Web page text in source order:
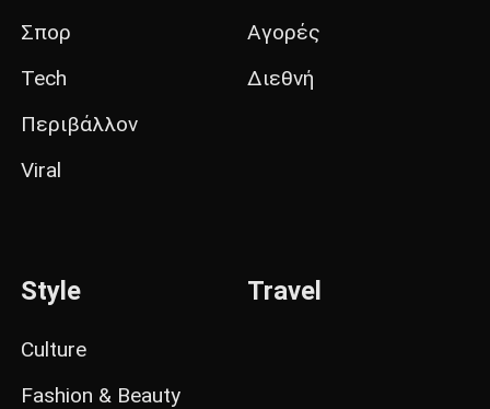
Σπορ
Tech
Περιβάλλον
Viral
Αγορές
Διεθνή
Style
Culture
Fashion & Beauty
Travel